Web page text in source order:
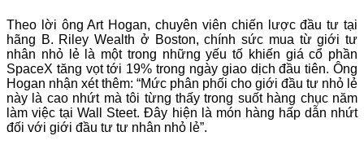
Theo lời ông Art Hogan, chuyên viên chiến lược đầu tư tại
hãng B. Riley Wealth ở Boston, chính sức mua từ giới tư
nhân nhỏ lẻ là một trong những yếu tố khiến giá cổ phần
SpaceX tăng vọt tới 19% trong ngày giao dịch đầu tiên. Ông
Hogan nhận xét thêm: “Mức phân phối cho giới đầu tư nhỏ lẻ
này là cao nhứt mà tôi từng thấy trong suốt hàng chục năm
làm việc tại Wall Steet. Đây hiện là món hàng hấp dẫn nhứt
đối với giới đầu tư tư nhân nhỏ lẻ”.